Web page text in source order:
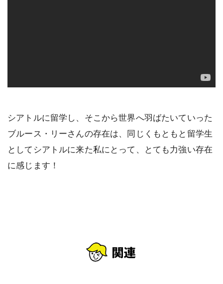
シアトルに留学し、そこから世界へ羽ばたいていった
ブルース・リーさんの存在は、同じくもともと留学生
としてシアトルに来た私にとって、とても力強い存在
に感じます！